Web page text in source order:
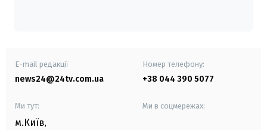
E-mail редакції
news24@24tv.com.ua
Номер телефону:
+38 044 390 5077
Ми тут:
м.Київ,
Ми в соцмережах: